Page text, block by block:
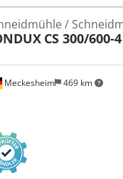
Meckesheim 469 km
/
CS 300/600-